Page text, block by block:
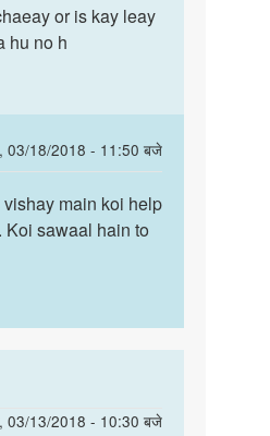
or is kay leay
hu no h
03/18/2018 - 11:50 बजे
main koi help
Koi sawaal hain to
03/13/2018 - 10:30 बजे